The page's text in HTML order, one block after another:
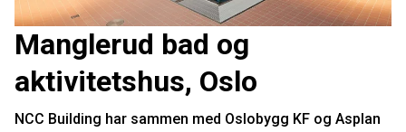
Manglerud bad og
aktivitetshus, Oslo
NCC Building har sammen med Oslobygg KF og Asplan